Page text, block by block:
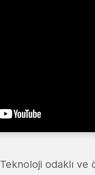
Teknoloji odaklı ve